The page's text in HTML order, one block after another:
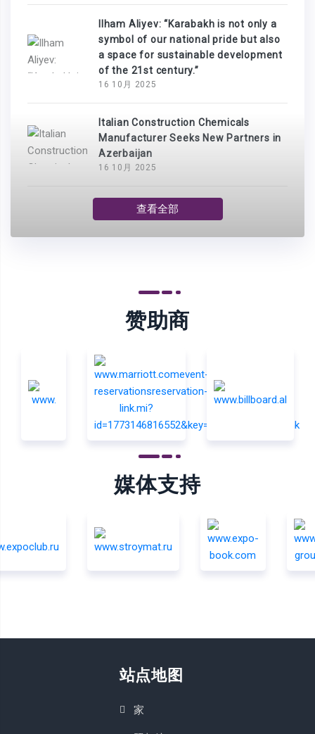
Ilham Aliyev: “Karabakh is not only a
symbol of our national pride but also
a space for sustainable development
of the 21st century.”
16 10月 2025
Italian Construction Chemicals
Manufacturer Seeks New Partners in
Azerbaijan
16 10月 2025
查看全部
赞助商
媒体支持
站点地图
家